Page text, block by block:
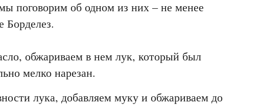
поговорим об одном из них – не менее
Борделез.
обжариваем в нем лук, который был
мелко нарезан.
лука, добавляем муку и обжариваем до